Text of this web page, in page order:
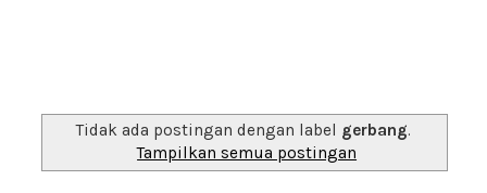
Tidak ada postingan dengan label gerbang.
Tampilkan semua postingan